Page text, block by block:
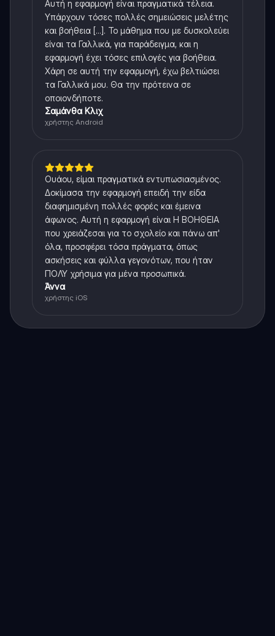
Αυτή η εφαρμογή είναι πραγματικά τέλεια.
Υπάρχουν τόσες πολλές σημειώσεις μελέτης
και βοήθεια [...]. Το μάθημα που με δυσκολεύει
είναι τα Γαλλικά, για παράδειγμα, και η
εφαρμογή έχει τόσες επιλογές για βοήθεια.
Χάρη σε αυτή την εφαρμογή, έχω βελτιώσει
τα Γαλλικά μου. Θα την πρότεινα σε
οποιονδήποτε.
Σαμάνθα Κλιχ
χρήστης Android
Ουάου, είμαι πραγματικά εντυπωσιασμένος.
Δοκίμασα την εφαρμογή επειδή την είδα
διαφημισμένη πολλές φορές και έμεινα
άφωνος. Αυτή η εφαρμογή είναι Η ΒΟΗΘΕΙΑ
που χρειάζεσαι για το σχολείο και πάνω απ'
όλα, προσφέρει τόσα πράγματα, όπως
ασκήσεις και φύλλα γεγονότων, που ήταν
ΠΟΛΥ χρήσιμα για μένα προσωπικά.
Άννα
χρήστης iOS